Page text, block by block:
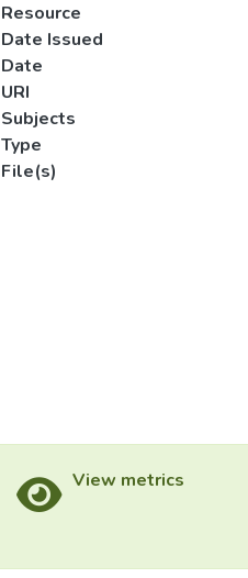
Resource
Date Issued
Date
URI
Subjects
Type
File(s)
View metrics